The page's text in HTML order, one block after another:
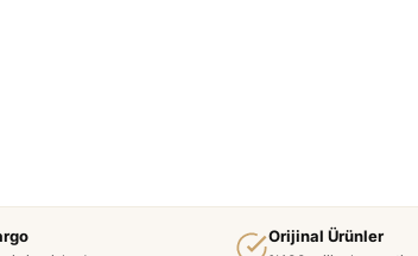
Orijinal Ürünler